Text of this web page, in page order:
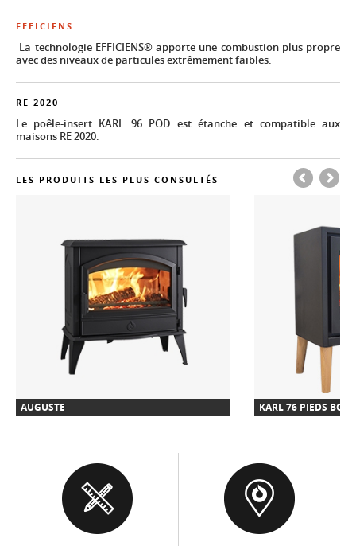
EFFICIENS
La technologie EFFICIENS® apporte une combustion plus propre
avec des niveaux de particules extrêmement faibles.
RE 2020
Le poêle-insert KARL 96 POD est étanche et compatible aux
maisons RE 2020.
LES PRODUITS LES PLUS CONSULTÉS
AUGUSTE KARL 76 PIEDS BOIS